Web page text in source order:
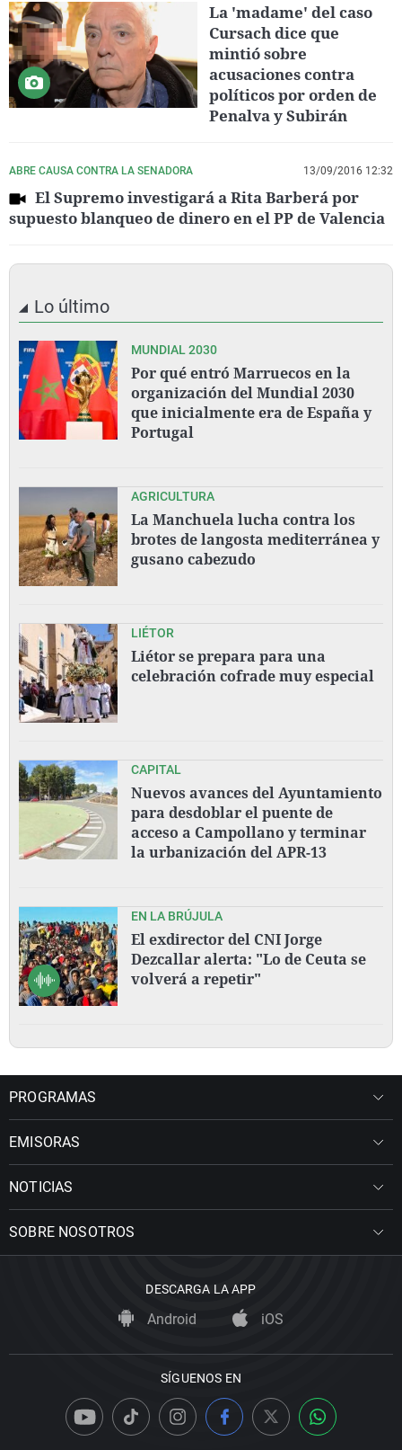
La 'madame' del caso
Cursach dice que
mintió sobre
acusaciones contra
políticos por orden de
Penalva y Subirán
ABRE CAUSA CONTRA LA SENADORA 13/09/2016 12:32
El Supremo investigará a Rita Barberá por
supuesto blanqueo de dinero en el PP de Valencia
Lo último
MUNDIAL 2030
Por qué entró Marruecos en la
organización del Mundial 2030
que inicialmente era de España y
Portugal
AGRICULTURA
La Manchuela lucha contra los
brotes de langosta mediterránea y
gusano cabezudo
LIÉTOR
Liétor se prepara para una
celebración cofrade muy especial
CAPITAL
Nuevos avances del Ayuntamiento
para desdoblar el puente de
acceso a Campollano y terminar
la urbanización del APR-13
EN LA BRÚJULA
El exdirector del CNI Jorge
Dezcallar alerta: "Lo de Ceuta se
volverá a repetir"
PROGRAMAS
EMISORAS
NOTICIAS
SOBRE NOSOTROS
DESCARGA LA APP
Android iOS
SÍGUENOS EN